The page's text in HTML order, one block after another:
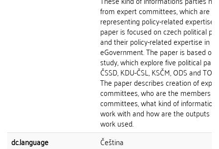
from expert committees, which are
representing policy-related expertise.
paper is focused on czech political
and their policy-related expertise in
eGovernment. The paper is based on
study, which explore five political
ČSSD, KDU-ČSL, KSČM, ODS and
The paper describes creation of
committees, who are the members of
committees, what kind of
work with and how are the outputs
work used.
dc.language
Čeština